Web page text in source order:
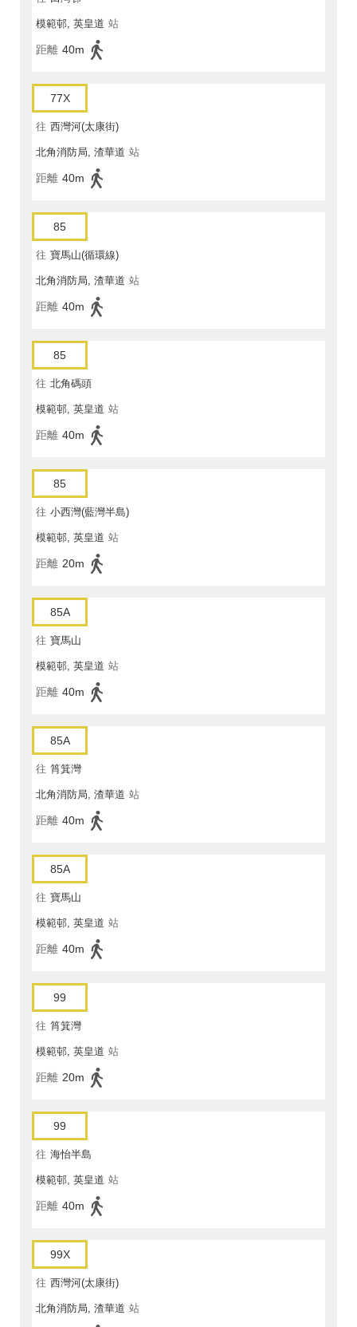
模範邨, 英皇道 站
距離 40m
77X
往 西灣河(太康街)
北角消防局, 渣華道 站
距離 40m
85
往 寶馬山(循環線)
北角消防局, 渣華道 站
距離 40m
85
往 北角碼頭
模範邨, 英皇道 站
距離 40m
85
往 小西灣(藍灣半島)
模範邨, 英皇道 站
距離 20m
85A
往 寶馬山
模範邨, 英皇道 站
距離 40m
85A
往 筲箕灣
北角消防局, 渣華道 站
距離 40m
85A
往 寶馬山
模範邨, 英皇道 站
距離 40m
99
往 筲箕灣
模範邨, 英皇道 站
距離 20m
99
往 海怡半島
模範邨, 英皇道 站
距離 40m
99X
往 西灣河(太康街)
北角消防局, 渣華道 站